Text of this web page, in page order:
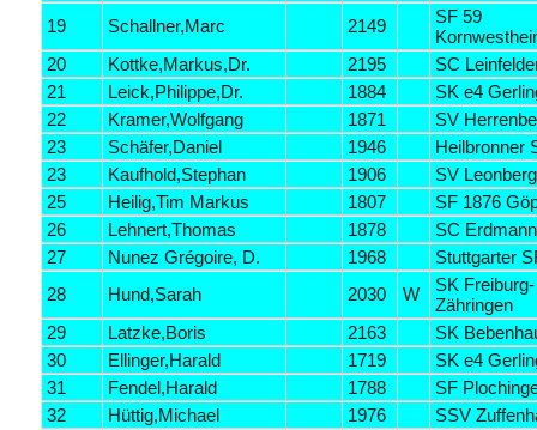
19
Schallner,Marc 2149
SF 59
20
Kottke,Markus,Dr. 2195
SC
21
Leick,Philippe,Dr. 1884
SK e4
22
Kramer,Wolfgang 1871
SV
23
Schäfer,Daniel 1946
Heilbronner
23
Kaufhold,Stephan 1906
SV Leonberg
25
Heilig,Tim Markus 1807
SF 1876
26
Lehnert,Thomas 1878
SC
27
Nunez Grégoire, D. 1968
Stuttgarter
28
Hund,Sarah 2030 W
SK Freiburg-
Zähringen
29
Latzke,Boris 2163
SK
30
Ellinger,Harald 1719
SK e4
31
Fendel,Harald 1788
SF
32
Hüttig,Michael 1976
SSV